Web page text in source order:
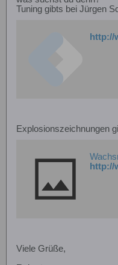
Tuning gibts bei Jürgen
http://
Explosionszeichnungen
Viele Grüße,